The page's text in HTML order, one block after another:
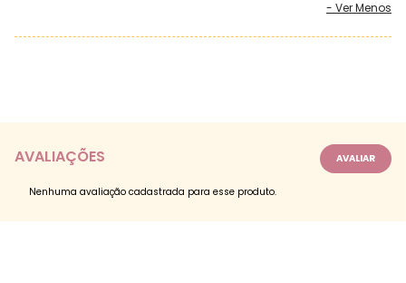
AVALIAÇÕES
Nenhuma avaliação cadastrada para esse produto.